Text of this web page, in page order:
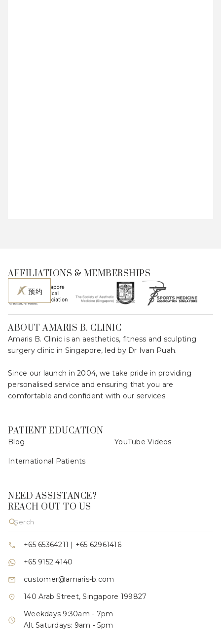
预约
AFFILIATIONS & MEMBERSHIPS
ABOUT AMARIS B. CLINIC
Amaris B. Clinic is an aesthetics, fitness and sculpting
surgery clinic in Singapore, led by Dr Ivan Puah.
Since our launch in 2004, we take pride in providing
personalised service and ensuring that you are
comfortable and confident with our services.
PATIENT EDUCATION
Blog YouTube Videos
International Patients
NEED ASSISTANCE?
REACH OUT TO US
+65 65364211
+65 62961416
+65 9152 4140
customer@amaris-b.com
140 Arab Street, Singapore 199827
Weekdays 9:30am - 7pm
Alt Saturdays: 9am - 5pm